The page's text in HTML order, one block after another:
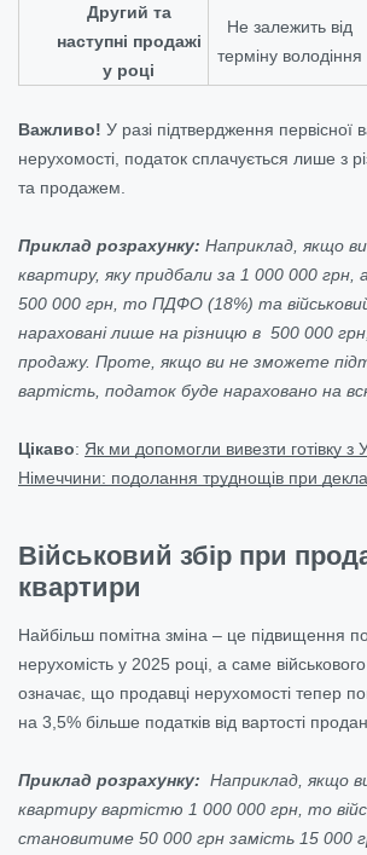
Другий та
наступні продажі
у році
Не залежить від
терміну володіння
Важливо! У разі підтвердження первісної
нерухомості, податок сплачується лише з
та продажем.
Приклад розрахунку: Наприклад, якщо
квартиру, яку придбали за 1 000 000 грн,
500 000 грн, то ПДФО (18%) та
нараховані лише на різницю в 500 000 грн,
продажу. Проте, якщо ви не зможете
вартість, податок буде нараховано на
Цікаво: Як ми допомогли вивезти готівку з
Німеччини: подолання труднощів при
Військовий збір при
квартири
Найбільш помітна зміна – це підвищення
нерухомість у 2025 році, а саме
означає, що продавці нерухомості тепер
на 3,5% більше податків від вартості
Приклад розрахунку: Наприклад, якщо
квартиру вартістю 1 000 000 грн, то
становитиме 50 000 грн замість 15 000